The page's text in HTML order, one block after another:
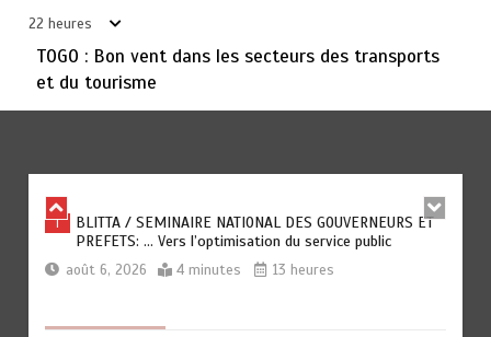
22 heures
TOGO : Bon vent dans les secteurs des transports
et du tourisme
1
BLITTA / SEMINAIRE NATIONAL DES GOUVERNEURS ET
PREFETS: … Vers l’optimisation du service public
août 6, 2026 4 minutes 13 heures